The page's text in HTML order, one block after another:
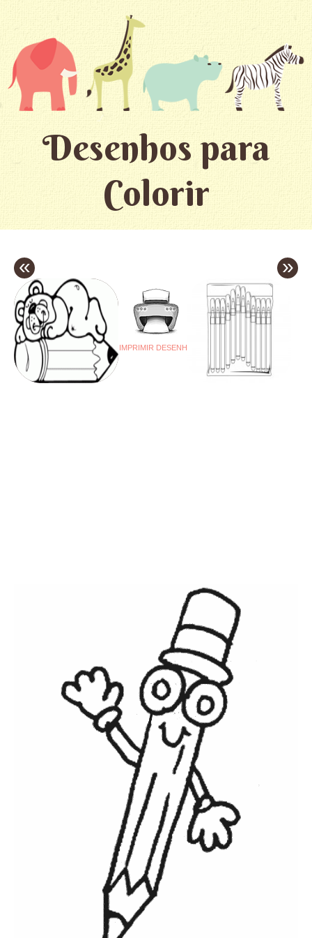
Desenhos para
Colorir
«
IMPRIMIR DESENHO
»